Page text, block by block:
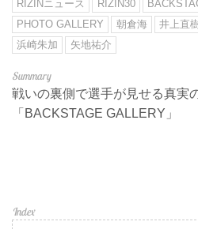
RIZINニュース RIZIN30
PHOTO GALLERY
朝倉海 井上直
浜崎朱加
矢地祐介
戦いの裏側で選手が見せる真実
「BACKSTAGE GALLERY」